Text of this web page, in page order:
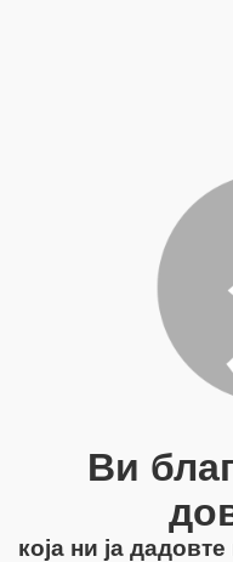
Ви
која ни ја